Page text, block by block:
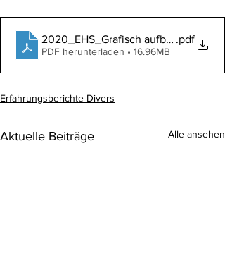
2020_EHS_Grafisch aufbereitet
.pdf
PDF herunterladen • 16.96MB
Erfahrungsberichte Divers
Aktuelle Beiträge Alle ansehen